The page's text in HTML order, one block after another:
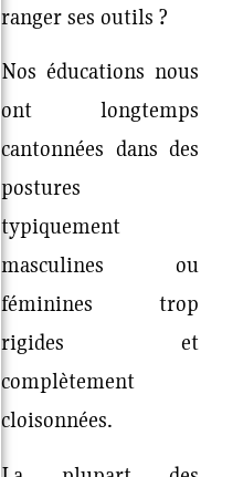
ranger ses outils ?
Nos éducations nous
ont longtemps
cantonnées dans des
postures
typiquement
masculines ou
féminines trop
rigides et
complètement
cloisonnées.